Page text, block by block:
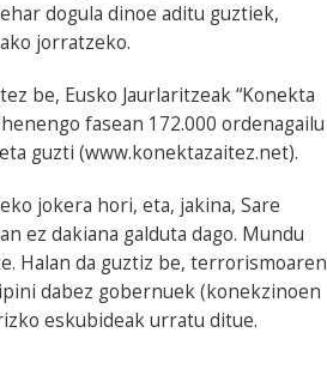
dogula dinoe aditu guztiek,
jorratzeko.
be, Eusko Jaurlaritzeak “Konekta
fasean 172.000 ordenagailu
guzti (www.konektazaitez.net).
jokera hori, eta, jakina, Sare
ez dakiana galduta dago. Mundu
Halan da guztiz be, terrorismoaren
dabez gobernuek (konekzinoen
eskubideak urratu ditue.